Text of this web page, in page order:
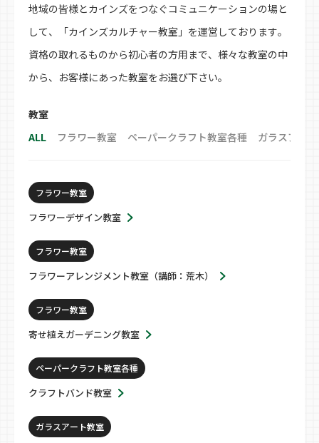
地域の皆様とカインズをつなぐコミュニケーションの場と
して、「カインズカルチャー教室」を運営しております。
資格の取れるものから初心者の方用まで、様々な教室の中
から、お客様にあった教室をお選び下さい。
教室
ALL
フラワー教室 ペーパークラフト教室各種 ガラスアー
フラワー教室
フラワーデザイン教室
フラワー教室
フラワーアレンジメント教室（講師：荒木）
フラワー教室
寄せ植えガーデニング教室
ペーパークラフト教室各種
クラフトバンド教室
ガラスアート教室